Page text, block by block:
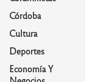
Córdoba
Cultura
Deportes
Economía Y